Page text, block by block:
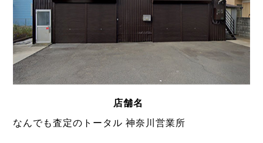
店舗名
なんでも査定のトータル 神奈川営業所